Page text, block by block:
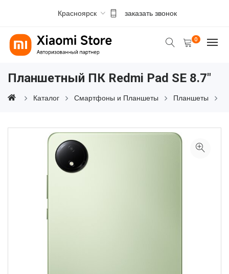
Красноярск заказать звонок
0
Планшетный ПК Redmi Pad SE 8.7"
Каталог Смартфоны и Планшеты Планшеты